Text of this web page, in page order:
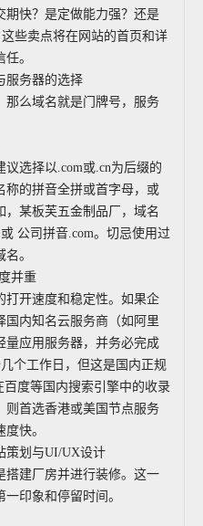
期快？是定做能力强？还是
些卖点将在网站的首页和详
。
务器的选择
那么域名就是门牌号，服务
选择以.com或.cn为后缀的
称的拼音全拼或首字母，或
某板芙五金制品厂，域名
公司拼音.com。切忌使用过
。
并重
打开速度和稳定性。如果企
国内知名云服务商（如阿里
量应用服务器，并务必完成
个工作日，但这是国内正规
百度等国内搜索引擎中的收录
则首选香港或美国节点服务
快。
划与UI/UX设计
搭建厂房并进行装修。这一
印象和停留时间。